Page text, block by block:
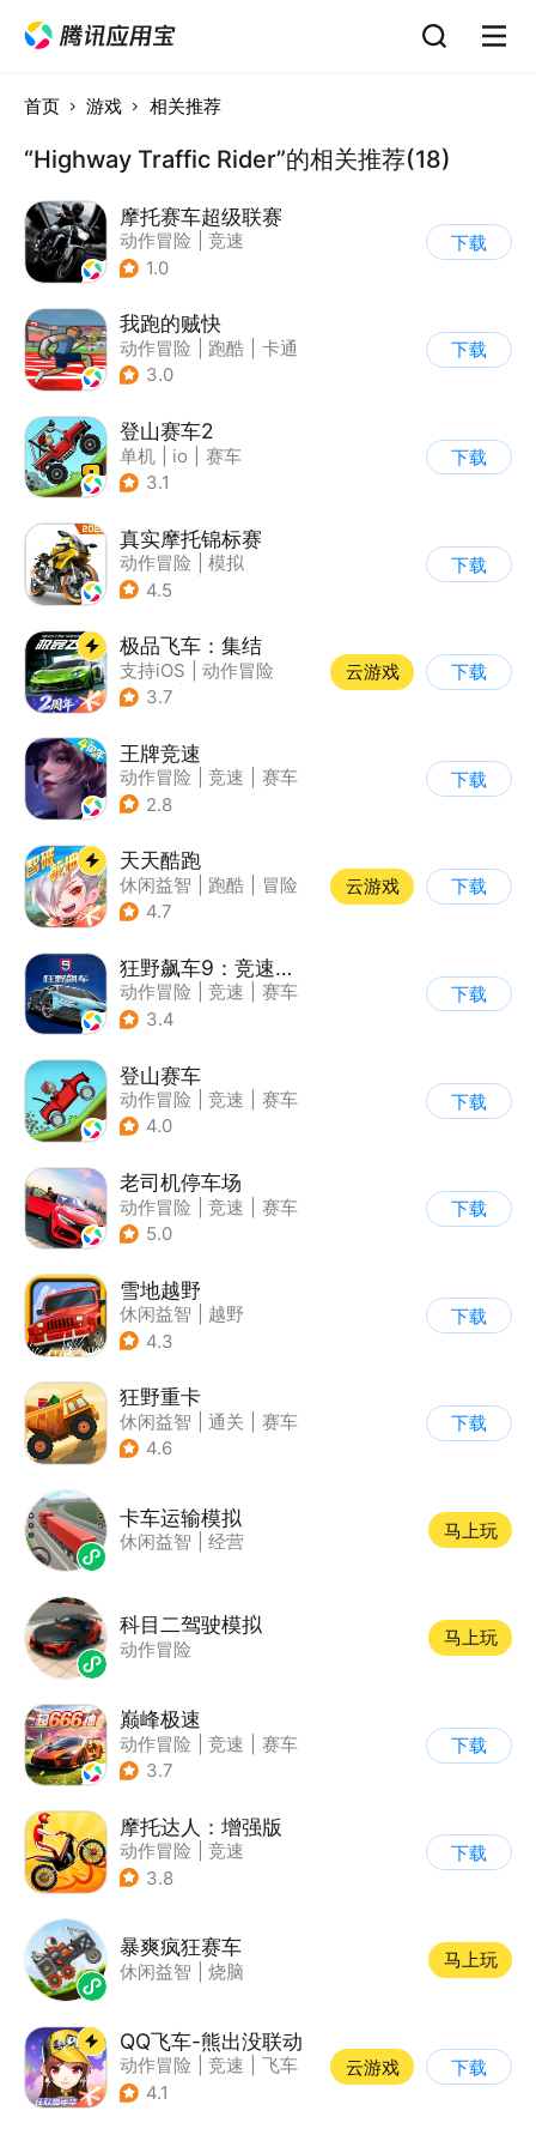
首页 游戏 相关推荐
“Highway Traffic Rider”的相关推荐(18)
摩托赛车超级联赛
动作冒险
竞速
| 摩托车
1.0
下载
我跑的贼快
动作冒险 跑酷
卡通
3.0
下载
登山赛车2
单机 io
赛车
| 欧美风
3.1
下载
真实摩托锦标赛
动作冒险
模拟
| 摩托车
4.5
下载
极品飞车：集结
支持iOS
动作冒险
| 竞速
3.7
云游戏 下载
王牌竞速
动作冒险 竞速
赛车
| 漂移
2.8
下载
天天酷跑
休闲益智 跑酷
冒险
| 萌系
4.7
云游戏 下载
狂野飙车9：竞速传奇
动作冒险 竞速
赛车
| 狂野飙车
3.4
下载
登山赛车
动作冒险 竞速
赛车
| 卡通
4.0
下载
老司机停车场
动作冒险 竞速
赛车
| 写实
5.0
下载
雪地越野
休闲益智
越野
| 横版过关
4.3
下载
狂野重卡
休闲益智 通关
赛车
4.6
下载
卡车运输模拟
休闲益智 经营
马上玩
科目二驾驶模拟
动作冒险
马上玩
巅峰极速
动作冒险 竞速
赛车
| 漂移
3.7
下载
摩托达人：增强版
动作冒险
竞速
| 摩托车
3.8
下载
暴爽疯狂赛车
休闲益智 烧脑
马上玩
QQ飞车-熊出没联动
动作冒险 竞速
飞车
| 漂移
4.1
云游戏 下载